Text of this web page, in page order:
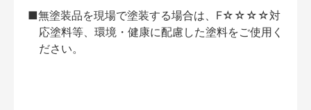
■無塗装品を現場で塗装する場合は、F☆☆☆☆対
応塗料等、環境・健康に配慮した塗料をご使用く
ださい。